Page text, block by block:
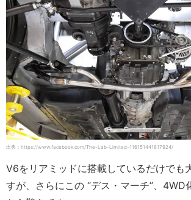
出典：https://www.facebook.com/The-Lab-Limited-116151441817924/
V6をリアミッドに搭載しているだけでも
すが、さらにこの “デス・マーチ”、4WD